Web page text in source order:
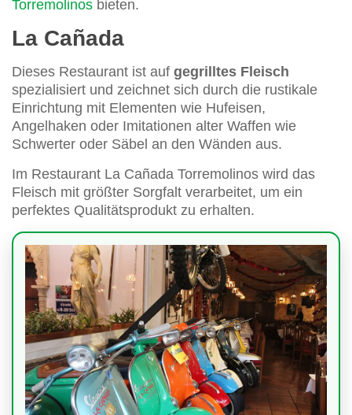
Torremolinos bieten.
La Cañada
Dieses Restaurant ist auf gegrilltes Fleisch
spezialisiert und zeichnet sich durch die rustikale
Einrichtung mit Elementen wie Hufeisen,
Angelhaken oder Imitationen alter Waffen wie
Schwerter oder Säbel an den Wänden aus.
Im Restaurant La Cañada Torremolinos wird das
Fleisch mit größter Sorgfalt verarbeitet, um ein
perfektes Qualitätsprodukt zu erhalten.